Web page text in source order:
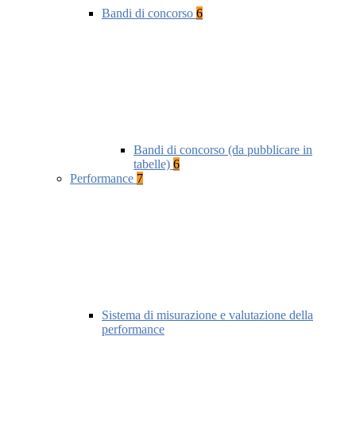
Bandi di concorso 6
Bandi di concorso (da pubblicare in
tabelle) 6
Performance 7
Sistema di misurazione e valutazione della
performance